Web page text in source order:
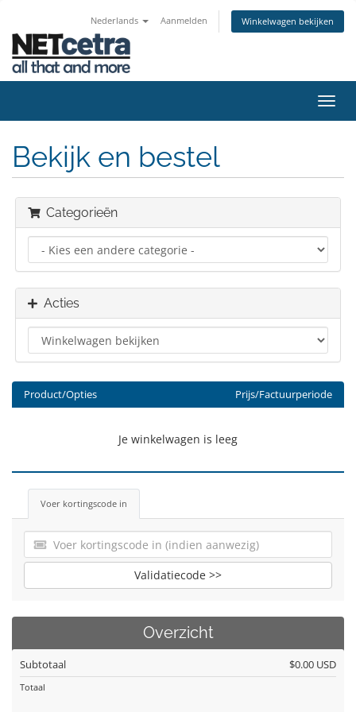
Nederlands Aanmelden Winkelwagen bekijken
in-/
Bekijk en bestel
Categorieën
Acties
Product/Opties Prijs/Factuurperiode
Je winkelwagen is leeg
Voer kortingscode in
Validatiecode >>
Overzicht
Subtotaal $0.00 USD
Totaal